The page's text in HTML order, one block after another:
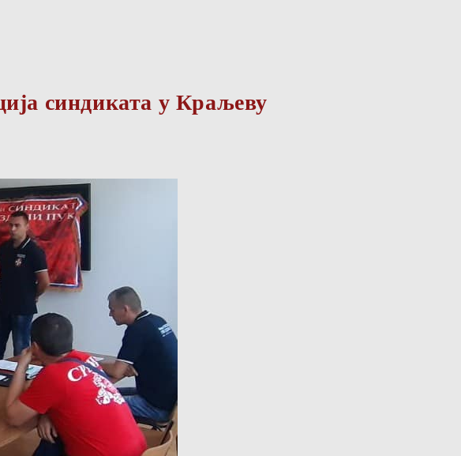
синдиката у Краљеву